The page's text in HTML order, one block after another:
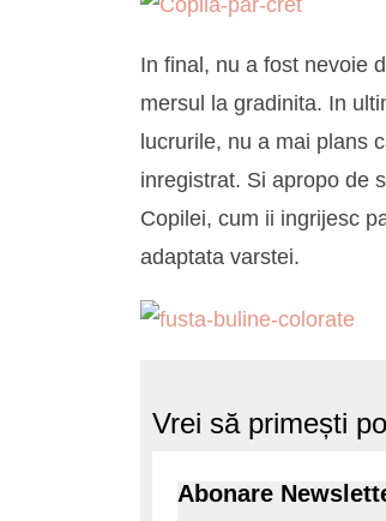
In final, nu a fost nevoie
mersul la gradinita. In
lucrurile, nu a mai plans
inregistrat. Si apropo de
Copilei, cum ii ingrijesc
adaptata varstei.
Vrei să primești
Abonare